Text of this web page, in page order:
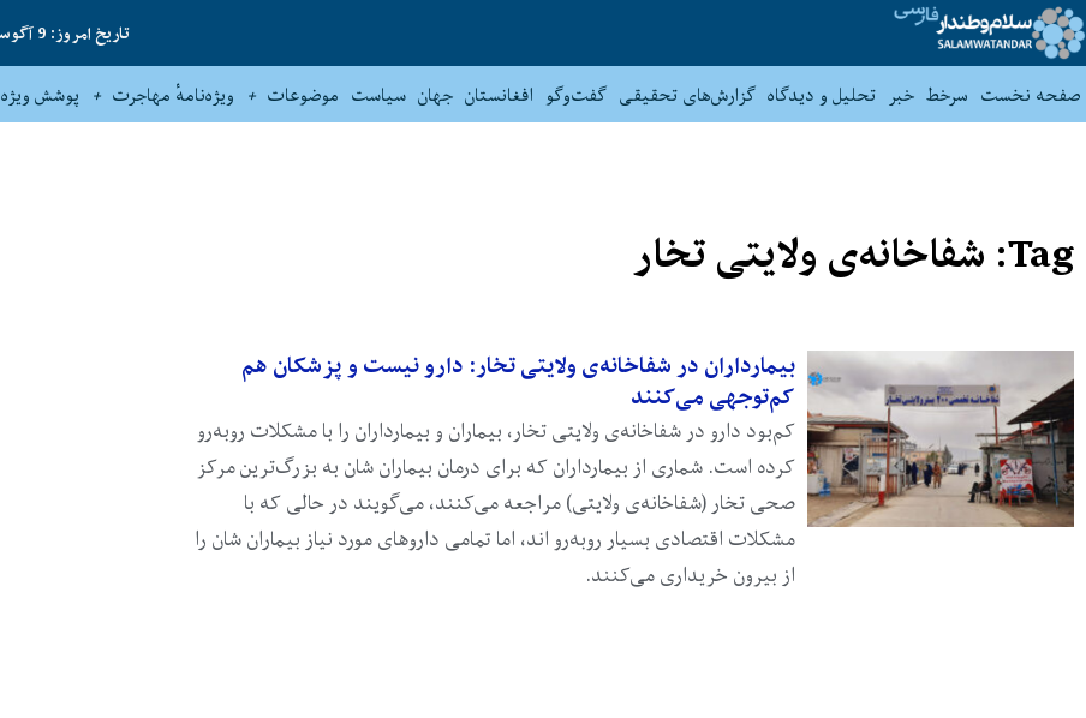
تاریخ امروز: 9 آگوست 2026
صفحه نخست سرخط خبر تحلیل و دیدگاه گزارش‌های تحقیقی گفت‌وگو افغانستان جهان سیاست موضوعات ویژه‌نامهٔ مهاجرت پوشش ویژه
Tag: شفاخانه‌ی ولایتی تخار
بیمارداران در شفاخانه‌ی ولایتی تخار: دارو نیست و پزشکان هم
کم‌توجهی می‌کنند
کم‌بود دارو در شفاخانه‌ی ولایتی تخار، بیماران و بیمارداران را با مشکلات روبه‌رو
کرده است. شماری از بیمارداران که برای درمان بیماران شان به بزرگ‌ترین مرکز
صحی تخار (شفاخانه‌ی ولایتی) مراجعه می‌کنند، می‌گویند در حالی که با
مشکلات اقتصادی بسیار روبه‌رو اند، اما تمامی داروهای مورد نیاز بیماران شان را
از بیرون خریداری می‌کنند.